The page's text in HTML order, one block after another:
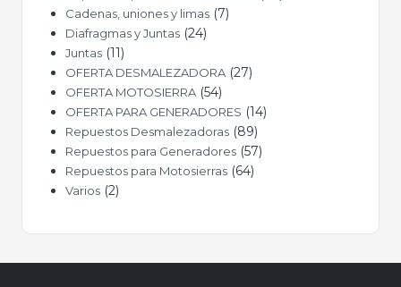
Cadenas, uniones y limas 7
Diafragmas y Juntas 24
Juntas 11
OFERTA DESMALEZADORA 27
OFERTA MOTOSIERRA 54
OFERTA PARA GENERADORES 14
Repuestos Desmalezadoras 89
Repuestos para Generadores 57
Repuestos para Motosierras 64
Varios 2